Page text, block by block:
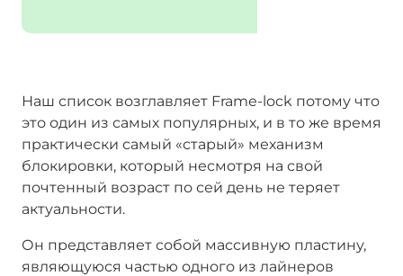
Наш список возглавляет Frame-lock потому что
это один из самых популярных, и в то же время
практически самый «старый» механизм
блокировки, который несмотря на свой
почтенный возраст по сей день не теряет
актуальности.
Он представляет собой массивную пластину,
являющуюся частью одного из лайнеров